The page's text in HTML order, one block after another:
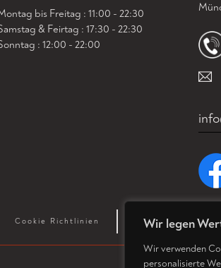
Wir legen
Wir verwenden
personalisierte
bis Freitag : 11:00 - 22:30
& Feirtag : 17:30 - 22:30
: 12:00 - 22:00
Cookie Richtlinien